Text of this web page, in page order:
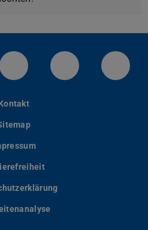
TU Darmstadt
Kanal der TU
Bluesky-Kanal der TU
Facebook-